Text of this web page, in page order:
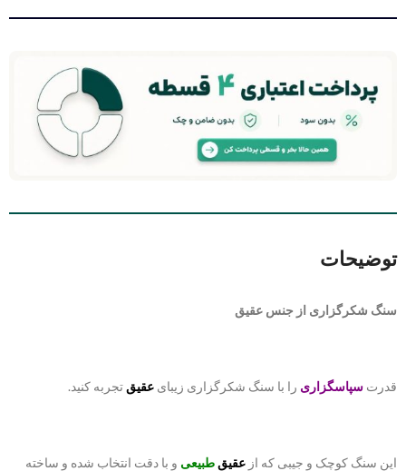
توضیحات
سنگ شکرگزاری از جنس عقیق
قدرت سپاسگزاری را با سنگ شکرگزاری زیبای عقیق تجربه کنید.
این سنگ کوچک و جیبی که از عقیق طبیعی و با دقت انتخاب شده و ساخته